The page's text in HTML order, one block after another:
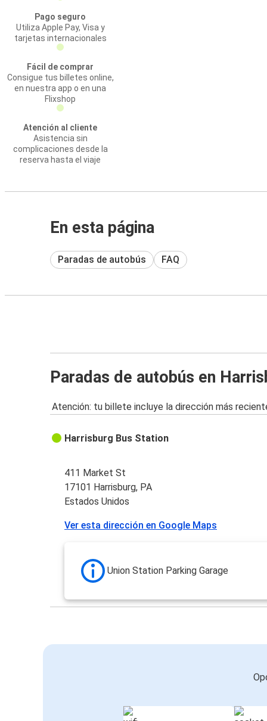
Pago seguro
Utiliza Apple Pay, Visa y
tarjetas internacionales
Fácil de comprar
Consigue tus billetes online,
en nuestra app o en una
Flixshop
Atención al cliente
Asistencia sin
complicaciones desde la
reserva hasta el viaje
En esta página
Paradas de autobús FAQ
Paradas de autobús en
Atención: tu billete incluye la dirección más
Harrisburg Bus Station
411 Market St
17101 Harrisburg, PA
Estados Unidos
Ver esta dirección en Google Maps
Union Station Parking Garage